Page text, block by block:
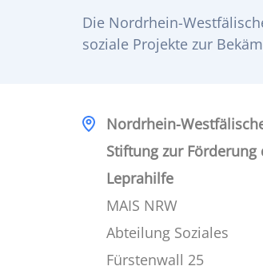
Die Nordrhein-
soziale Projekte zur
Nordrhein-
Stiftung zur Förderung
Leprahilfe
MAIS NRW
Abteilung Soziales
Fürstenwall 25